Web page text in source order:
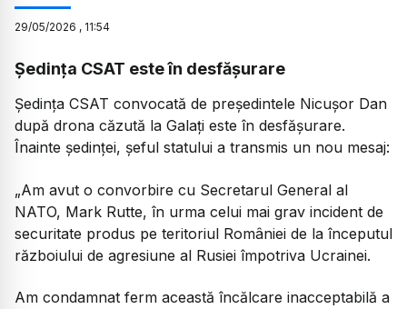
29/05/2026 , 11:54
Ședința CSAT este în desfășurare
Ședința CSAT convocată de președintele Nicușor Dan
după drona căzută la Galați este în desfășurare.
Înainte ședinței, șeful statului a transmis un nou mesaj:
„Am avut o convorbire cu Secretarul General al
NATO, Mark Rutte, în urma celui mai grav incident de
securitate produs pe teritoriul României de la începutul
războiului de agresiune al Rusiei împotriva Ucrainei.
Am condamnat ferm această încălcare inacceptabilă a